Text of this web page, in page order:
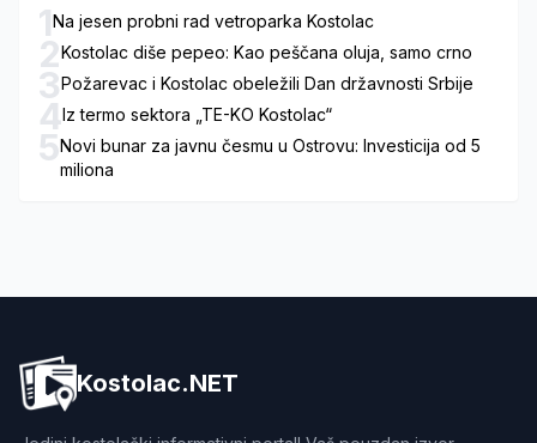
1Na jesen probni rad vetroparka Kostolac
2Kostolac diše pepeo: Kao peščana oluja, samo crno
3Požarevac i Kostolac obeležili Dan državnosti Srbije
4Iz termo sektora „TE-KO Kostolac“
5Novi bunar za javnu česmu u Ostrovu: Investicija od 5
miliona
Kostolac.NET